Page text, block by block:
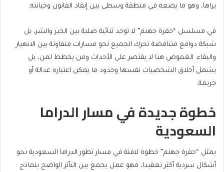
يراها، وهو ما يضعه في منطقة وسطى بين إنفاذ القانون وخيانته.
في مسلسل “حفرة جهنم” لا توجد ثنائية صلبة بين الخير والشر، بل
شبكة دوافع متناقضة تحرك الجميع نحو مسارات متفاوتة بين الانهيار
والبقاء. الغموض هنا لا يقتصر على الأحداث ومن يخطط لمن، بل
يشمل أخلاق الشخصيات نفسها وحدود ما يمكن اعتباره عدالة أو
جريمة.
خطوة جديدة في مسار الدراما
السعودية
يمثل “حفرة جهنم” خطوة لافتة في مسار تطور الدراما السعودية نحو
أشكال سردية أكثر تعقيدا، فهو عمل يجمع بين التأثر الواضح بنماذج